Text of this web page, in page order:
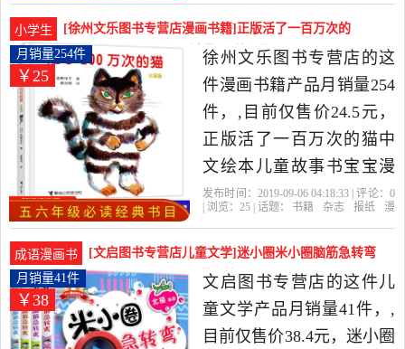
全套三四五六年级阅读书
是2019年文渊图书专营店
精选书籍,杂志,报纸当中性
价比很高的儿童文学，由
上海发货。
小学生
[徐州文乐图书专营店漫画书籍]正版活了一百万次的
猫中文绘本儿童故事月销量254件仅售24.5元
￥25
月销量254件
徐州文乐图书专营店的这
件漫画书籍产品月销量254
件，,目前仅售价24.5元，
正版活了一百万次的猫中
文绘本儿童故事书宝宝漫
画书五六年级小学生课外
力出版社活了100万的猫佐
野洋子是2019年徐州文乐
图书专营店精选书籍,杂志,
报纸当中性价比很高的漫
发布时间：2019-09-06 04:18:33 | 评论： 0
| 浏览： 25 | 话题： 书籍 杂志 报纸
漫
成语漫画书
[文启图书专营店儿童文学]迷小圈米小圈脑筋急转弯
全套4册 三月销量41件仅售38.4元
￥38
月销量41件
文启图书专营店的这件儿
童文学产品月销量41件，,
目前仅售价38.4元，迷小圈